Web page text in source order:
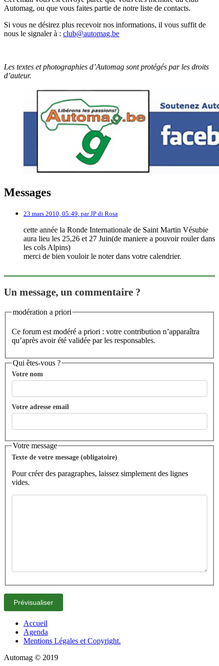
Automag, ou que vous faites partie de notre liste de contacts.
Si vous ne désirez plus recevoir nos informations, il vous suffit de
nous le signaler à : club@automag.be
Les textes et photographies d’Automag sont protégés par les droits
d’auteur.
Messages
23 mars 2010, 05:49, parJP di Rosa
cette année la Ronde Internationale de Saint Martin Vésubie
aura lieu les 25,26 et 27 Juin(de maniere a pouvoir rouler dans
les cols Alpins)
merci de bien vouloir le noter dans votre calendrier.
Un message, un commentaire ?
modération a priori
Ce forum est modéré a priori : votre contribution n’apparaîtra
qu’après avoir été validée par les responsables.
Qui êtes-vous ?
Votre nom
Votre adresse email
Votre message
Texte de votre message (obligatoire)
Pour créer des paragraphes, laissez simplement des lignes
vides.
Accueil
Agenda
Mentions Légales et Copyright.
Automag © 2019